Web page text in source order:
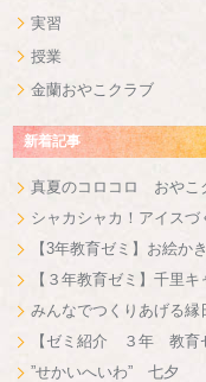
実習
授業
金蘭おやこクラブ
新着記事
真夏のコロコロ おやこ
シャカシャカ！アイスづ
【3年教育ゼミ】お絵か
【３年教育ゼミ】千里
みんなでつくりあげる縁
【ゼミ紹介 ３年 教育
”せかいへいわ” 七夕